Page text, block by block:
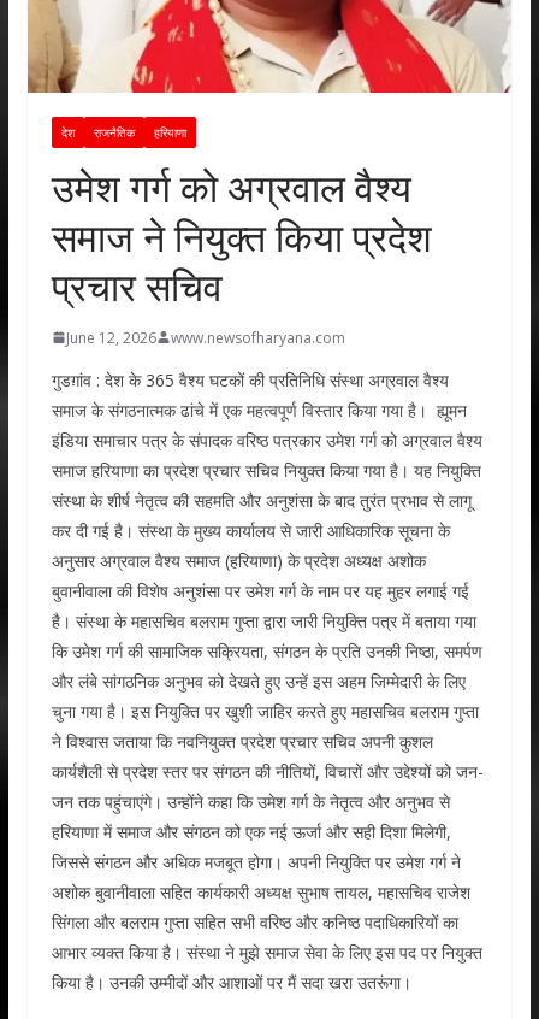
देश राजनैतिक हरियाणा
उमेश गर्ग को अग्रवाल वैश्य
समाज ने नियुक्त किया प्रदेश
प्रचार सचिव
June 12, 2026 www.newsofharyana.com
गुडग़ांव : देश के 365 वैश्य घटकों की प्रतिनिधि संस्था अग्रवाल वैश्य
समाज के संगठनात्मक ढांचे में एक महत्वपूर्ण विस्तार किया गया है। ह्यूमन
इंडिया समाचार पत्र के संपादक वरिष्ठ पत्रकार उमेश गर्ग को अग्रवाल वैश्य
समाज हरियाणा का प्रदेश प्रचार सचिव नियुक्त किया गया है। यह नियुक्ति
संस्था के शीर्ष नेतृत्व की सहमति और अनुशंसा के बाद तुरंत प्रभाव से लागू
कर दी गई है। संस्था के मुख्य कार्यालय से जारी आधिकारिक सूचना के
अनुसार अग्रवाल वैश्य समाज (हरियाणा) के प्रदेश अध्यक्ष अशोक
बुवानीवाला की विशेष अनुशंसा पर उमेश गर्ग के नाम पर यह मुहर लगाई गई
है। संस्था के महासचिव बलराम गुप्ता द्वारा जारी नियुक्ति पत्र में बताया गया
कि उमेश गर्ग की सामाजिक सक्रियता, संगठन के प्रति उनकी निष्ठा, समर्पण
और लंबे सांगठनिक अनुभव को देखते हुए उन्हें इस अहम जिम्मेदारी के लिए
चुना गया है। इस नियुक्ति पर खुशी जाहिर करते हुए महासचिव बलराम गुप्ता
ने विश्वास जताया कि नवनियुक्त प्रदेश प्रचार सचिव अपनी कुशल
कार्यशैली से प्रदेश स्तर पर संगठन की नीतियों, विचारों और उद्देश्यों को जन-
जन तक पहुंचाएंगे। उन्होंने कहा कि उमेश गर्ग के नेतृत्व और अनुभव से
हरियाणा में समाज और संगठन को एक नई ऊर्जा और सही दिशा मिलेगी,
जिससे संगठन और अधिक मजबूत होगा। अपनी नियुक्ति पर उमेश गर्ग ने
अशोक बुवानीवाला सहित कार्यकारी अध्यक्ष सुभाष तायल, महासचिव राजेश
सिंगला और बलराम गुप्ता सहित सभी वरिष्ठ और कनिष्ठ पदाधिकारियों का
आभार व्यक्त किया है। संस्था ने मुझे समाज सेवा के लिए इस पद पर नियुक्त
किया है। उनकी उम्मीदों और आशाओं पर मैं सदा खरा उतरूंगा।